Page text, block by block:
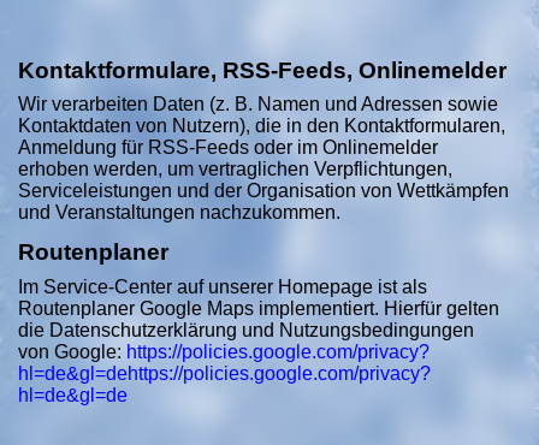
Kontaktformulare, RSS-Feeds, Onlinemelder
Wir verarbeiten Daten (z. B. Namen und Adressen sowie
Kontaktdaten von Nutzern), die in den Kontaktformularen,
Anmeldung für RSS-Feeds oder im Onlinemelder
erhoben werden, um vertraglichen Verpflichtungen,
Serviceleistungen und der Organisation von Wettkämpfen
und Veranstaltungen nachzukommen.
Routenplaner
Im Service-Center auf unserer Homepage ist als
Routenplaner Google Maps implementiert. Hierfür gelten
die Datenschutzerklärung und Nutzungsbedingungen
von Google: https://policies.google.com/privacy?
hl=de&gl=dehttps://policies.google.com/privacy?
hl=de&gl=de